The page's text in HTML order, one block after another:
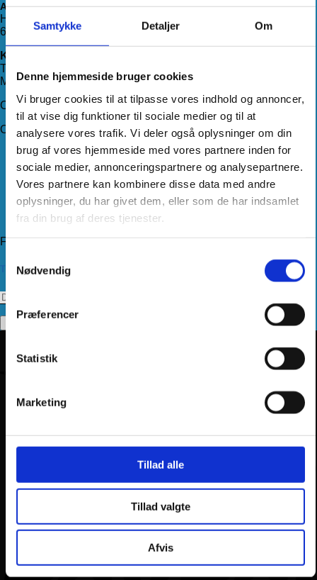
Samtykke Detaljer Om
Denne hjemmeside bruger cookies
Vi bruger cookies til at tilpasse vores indhold og annoncer,
til at vise dig funktioner til sociale medier og til at
analysere vores trafik. Vi deler også oplysninger om din
brug af vores hjemmeside med vores partnere inden for
sociale medier, annonceringspartnere og analysepartnere.
Vores partnere kan kombinere disse data med andre
oplysninger, du har givet dem, eller som de har indsamlet
fra din brug af deres tjenester.
Nødvendig
Præferencer
Statistik
Marketing
Tillad alle
Tillad valgte
Afvis
Adresse
Haderslevvej 78, st.
6200 Aabenraa
Kontakt os
Telefon:
Mail:kundeservice@hjemmeudstyr.dk
CVR: 33994680
Om Hjemmeudstyr
Om os
Handelsbetingelser
Levering
Kundeservice
Returnering
Privatlivspolitik
Følg os
Tilmeld dig vores nyhedsbrev